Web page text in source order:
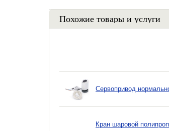
Похожие товары и услуги
Сервопривод
Кран шаровой